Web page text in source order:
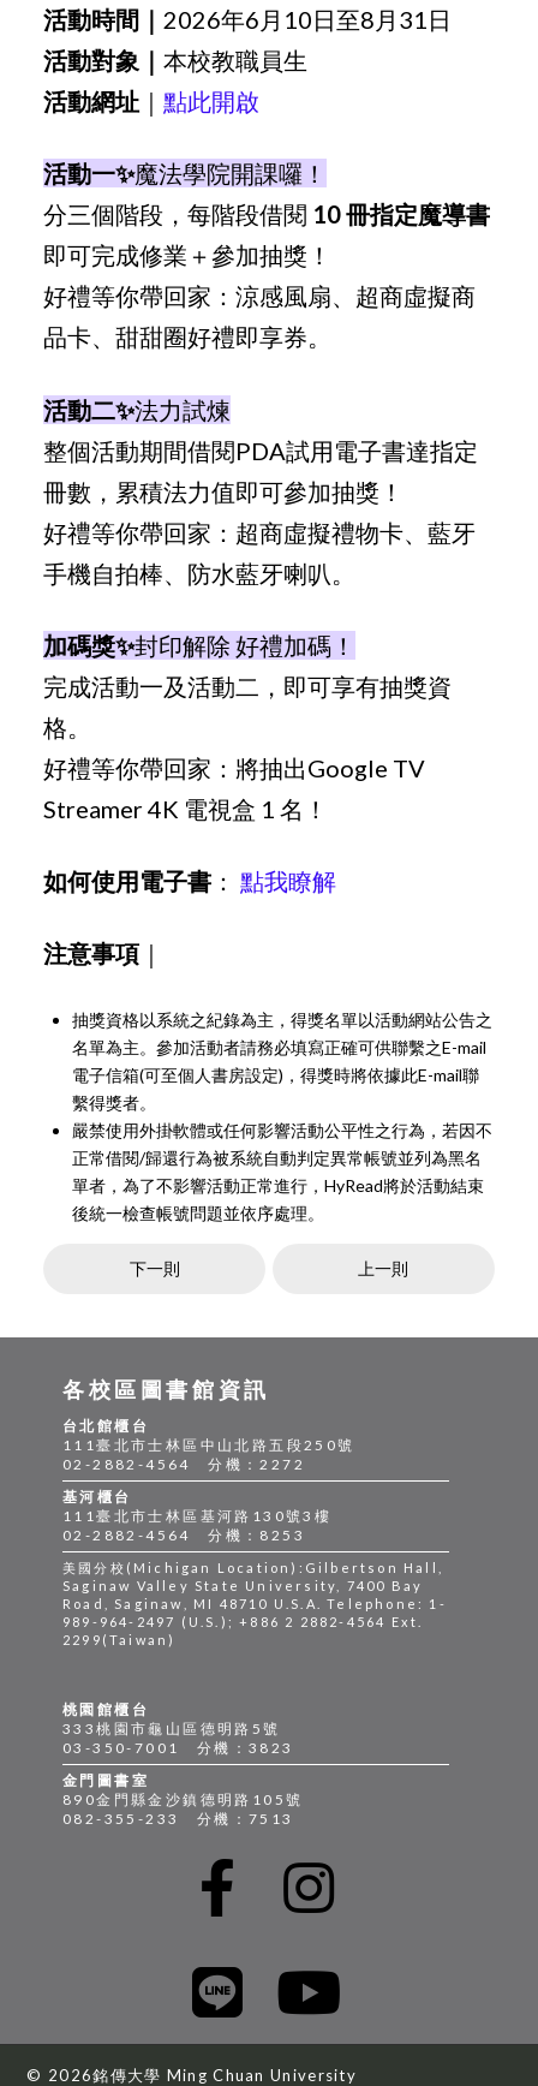
活動時間｜ 2026年6月10日至8月31日
活動對象｜本校教職員生
活動網址 ｜點此開啟
活動一✨魔法學院開課囉！
分三個階段，每階段借閱 10 冊指定魔導書
即可完成修業＋參加抽獎！
好禮等你帶回家：涼感風扇、超商虛擬商
品卡、甜甜圈好禮即享券。
活動二✨法力試煉
整個活動期間借閱PDA試用電子書達指定
冊數，累積法力值即可參加抽獎！
好禮等你帶回家：超商虛擬禮物卡、藍牙
手機自拍棒、防水藍牙喇叭。
加碼獎✨封印解除 好禮加碼！
完成活動一及活動二，即可享有抽獎資
格。
好禮等你帶回家：將抽出Google TV
Streamer 4K 電視盒 1 名！
如何使用電子書 ： 點我瞭解
注意事項 ｜
抽獎資格以系統之紀錄為主，得獎名單以活動網站公告之
名單為主。參加活動者請務必填寫正確可供聯繫之E-mail
電子信箱(可至個人書房設定)，得獎時將依據此E-mail聯
繫得獎者。
嚴禁使用外掛軟體或任何影響活動公平性之行為，若因不
正常借閱/歸還行為被系統自動判定異常帳號並列為黑名
單者，為了不影響活動正常進行，HyRead將於活動結束
後統一檢查帳號問題並依序處理。
下一則 上一則
桃園館櫃台
333桃園市龜山區德明路5號
03-350-7001 分機：3823
金門圖書室
890金門縣金沙鎮德明路105號
082-355-233 分機：7513
各校區圖書館資訊
台北館櫃台
111臺北市士林區中山北路五段250號
02-2882-4564 分機：2272
基河櫃台
111臺北市士林區基河路130號3樓
02-2882-4564 分機：8253
美國分校(Michigan Location):Gilbertson Hall,
Saginaw Valley State University, 7400 Bay
Road, Saginaw, MI 48710 U.S.A. Telephone: 1-
989-964-2497 (U.S.); +886 2 2882-4564 Ext.
2299(Taiwan)
© 2026銘傳大學 Ming Chuan University